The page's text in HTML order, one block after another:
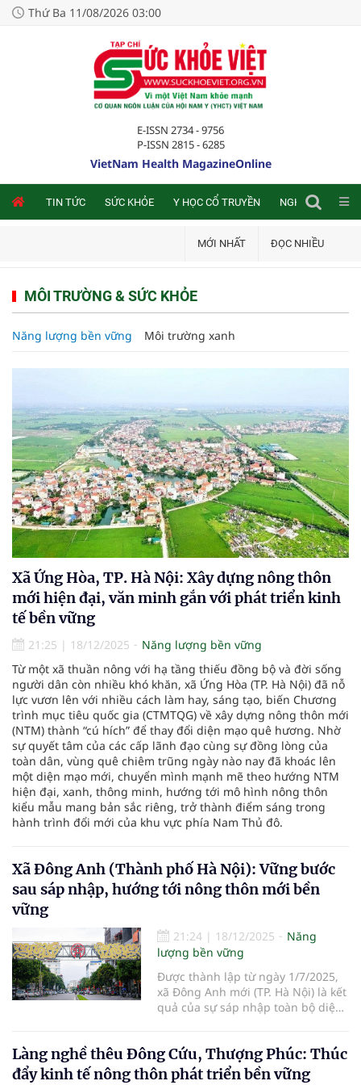
Thứ Ba 11/08/2026 03:00
E-ISSN 2734 - 9756
P-ISSN 2815 - 6285
VietNam Health MagazineOnline
TIN TỨC SỨC KHỎE Y HỌC CỔ TRUYỀN NGHIÊN CỨU
MỚI NHẤT ĐỌC NHIỀU
MÔI TRƯỜNG & SỨC KHỎE
Năng lượng bền vững Môi trường xanh
Xã Ứng Hòa, TP. Hà Nội: Xây dựng nông thôn
mới hiện đại, văn minh gắn với phát triển kinh
tế bền vững
21:25 | 18/12/2025
Năng lượng bền vững
Từ một xã thuần nông với hạ tầng thiếu đồng bộ và đời sống
người dân còn nhiều khó khăn, xã Ứng Hòa (TP. Hà Nội) đã nỗ
lực vươn lên với nhiều cách làm hay, sáng tạo, biến Chương
trình mục tiêu quốc gia (CTMTQG) về xây dựng nông thôn mới
(NTM) thành “cú hích” để thay đổi diện mạo quê hương. Nhờ
sự quyết tâm của các cấp lãnh đạo cùng sự đồng lòng của
toàn dân, vùng quê chiêm trũng ngày nào nay đã khoác lên
một diện mạo mới, chuyển mình mạnh mẽ theo hướng NTM
hiện đại, xanh, thông minh, hướng tới mô hình nông thôn
kiểu mẫu mang bản sắc riêng, trở thành điểm sáng trong
hành trình đổi mới của khu vực phía Nam Thủ đô.
Xã Đông Anh (Thành phố Hà Nội): Vững bước
sau sáp nhập, hướng tới nông thôn mới bền
vững
21:24 | 18/12/2025
Năng
lượng bền vững
Được thành lập từ ngày 1/7/2025,
xã Đông Anh mới (TP. Hà Nội) là kết
quả của sự sáp nhập toàn bộ diện
xã Uy Nỗ, Việt Hùng, Dục Tú, Xuân
Canh; một phần thị trấn Đông Anh
Làng nghề thêu Đông Cứu, Thượng Phúc: Thúc
đẩy kinh tế nông thôn phát triển bền vững